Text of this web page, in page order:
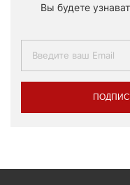
Вы будете